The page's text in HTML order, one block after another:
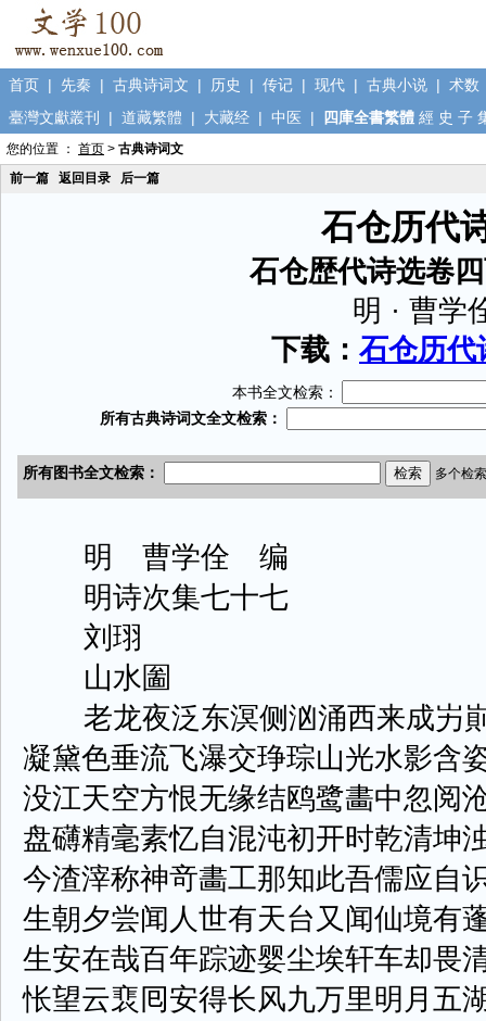
首页 | 先秦 | 古典诗词文 | 历史 | 传记 | 现代 | 古典小说 | 术数
臺灣文獻叢刊
| 道藏繁體 | 大藏经 | 中医 | 四庫全書繁體 經 史 子
您的位置 ： 首页 > 古典诗词文
前一篇
返回目录 后一篇
石仓历代
石仓歴代诗选卷
明 · 曹学
下载： 石仓历
本书全文检索：
明 曹学佺 编
明诗次集七十七
刘珝
山水圗
老龙夜泛东溟侧汹涌西来成屴
凝黛色垂流飞瀑交琤琮山光水影含
没江天空方恨无缘结鸥鹭畵中忽阅
盘礴精毫素忆自混沌初开时乾清坤
今渣滓称神竒畵工那知此吾儒应自
生朝夕尝闻人世有天台又闻仙境有
生安在哉百年踪迹婴尘埃轩车却畏
怅望云裵囘安得长风九万里明月五